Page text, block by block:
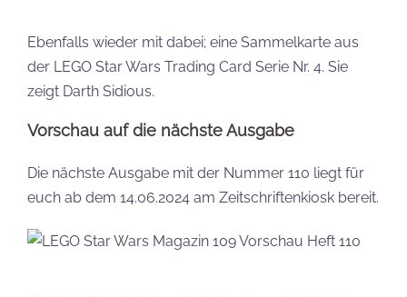
Ebenfalls wieder mit dabei; eine Sammelkarte aus
der LEGO Star Wars Trading Card Serie Nr. 4. Sie
zeigt Darth Sidious.
Vorschau auf die nächste Ausgabe
Die nächste Ausgabe mit der Nummer 110 liegt für
euch ab dem 14.06.2024 am Zeitschriftenkiosk bereit.